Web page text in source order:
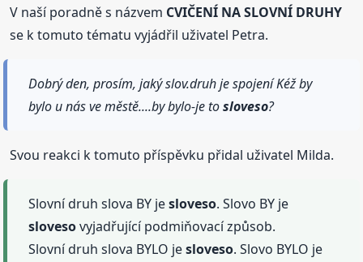
V naší poradně s názvem CVIČENÍ NA SLOVNÍ DRUHY
se k tomuto tématu vyjádřil uživatel Petra.
Dobrý den, prosím, jaký slov.druh je spojení Kéž by
bylo u nás ve městě....by bylo-je tosloveso?
Svou reakci k tomuto příspěvku přidal uživatel Milda.
Slovní druh slova BY jesloveso. Slovo BY je
slovesovyjadřující podmiňovací způsob.
Slovní druh slova BYLO jesloveso. Slovo BYLO je